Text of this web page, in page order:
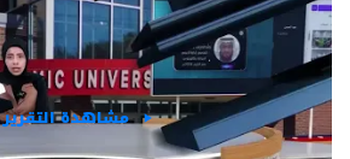
مشاهدة التقرير